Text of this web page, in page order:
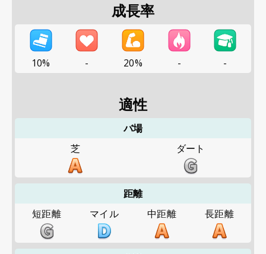
成長率
10% - 20% - -
適性
バ場
芝
ダート
距離
短距離
マイル 中距離 長距離